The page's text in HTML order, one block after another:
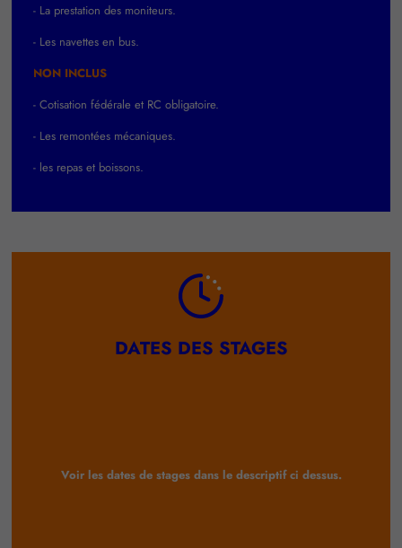
- La prestation des moniteurs.
- Les navettes en bus.
NON INCLUS
- Cotisation fédérale et RC obligatoire.
- Les remontées mécaniques.
- les repas et boissons.
DATES DES STAGES
Voir les dates de stages dans le descriptif ci dessus.